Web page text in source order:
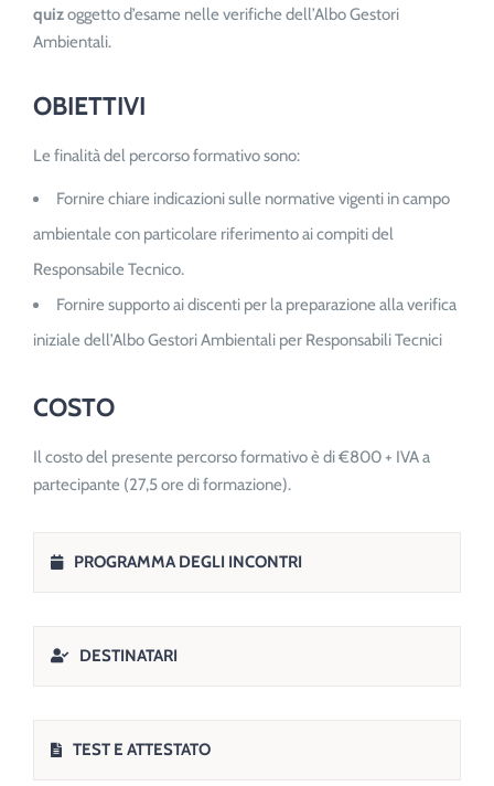
quizoggetto d’esame nelle verifiche dell’Albo Gestori
Ambientali.
OBIETTIVI
Le finalità del percorso formativo sono:
Fornire chiare indicazioni sulle normative vigenti in campo
ambientale con particolare riferimento ai compiti del
Responsabile Tecnico.
Fornire supporto ai discenti per la preparazione alla verifica
iniziale dell’Albo Gestori Ambientali per Responsabili Tecnici
COSTO
Il costo del presente percorso formativo è di €800 + IVA a
partecipante (27,5 ore di formazione).
PROGRAMMA DEGLI INCONTRI
DESTINATARI
TEST E ATTESTATO